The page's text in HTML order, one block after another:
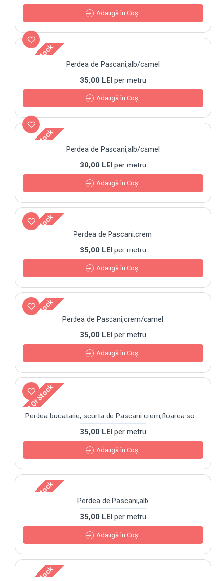
Adaugă în Coş
Out Of Stock
Perdea de Pascani,alb/camel
35,00 LEI per metru
Adaugă în Coş
Out Of Stock
Perdea de Pascani,alb/camel
30,00 LEI per metru
Adaugă în Coş
Out Of Stock
Perdea de Pascani,crem
35,00 LEI per metru
Adaugă în Coş
Out Of Stock
Perdea de Pascani,crem/camel
35,00 LEI per metru
Adaugă în Coş
Out Of Stock
35,00 LEI per metru
Adaugă în Coş
Out Of Stock
Perdea de Pascani,alb
35,00 LEI per metru
Adaugă în Coş